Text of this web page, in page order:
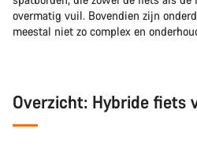
overmatig vuil. Bovendien zijn
meestal niet zo complex en
Overzicht: Hybride fiets